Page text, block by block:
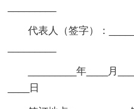
代表人（签字）：
_________年____月
____日